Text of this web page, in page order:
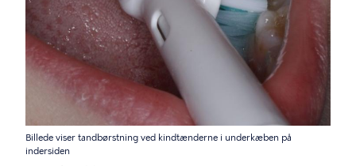
Billede viser tandbørstning ved kindtænderne i underkæben på
indersiden